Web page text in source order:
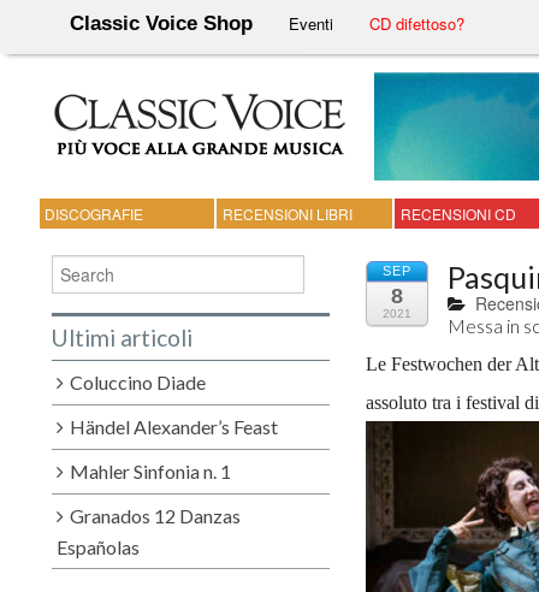
Classic Voice Shop Eventi CD difettoso?
DISCOGRAFIE RECENSIONI LIBRI RECENSIONI CD
SEP
8
2021
Messa in
Le Festwochen der
assoluto tra i festival
Ultimi articoli
Coluccino Diade
Händel Alexander’s Feast
Mahler Sinfonia n. 1
Granados 12 Danzas
Españolas